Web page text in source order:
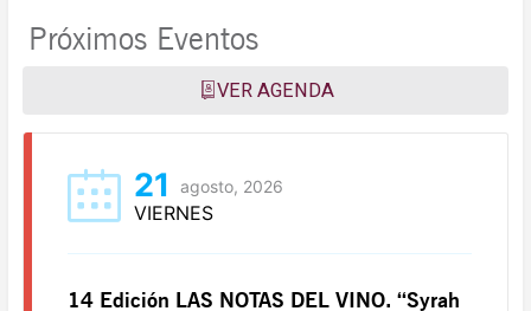
Próximos Eventos
VER AGENDA
21 agosto, 2026
VIERNES
14 Edición LAS NOTAS DEL VINO. “Syrah